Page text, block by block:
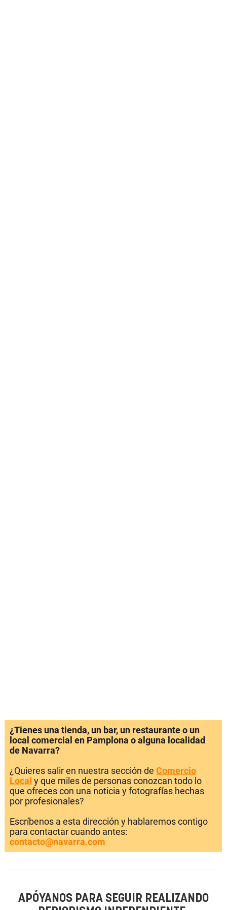
¿Tienes una tienda, un bar, un restaurante o un
local comercial en Pamplona o alguna localidad
de Navarra?
¿Quieres salir en nuestra sección de Comercio
Local y que miles de personas conozcan todo lo
que ofreces con una noticia y fotografías hechas
por profesionales?
Escríbenos a esta dirección y hablaremos contigo
para contactar cuando antes:
contacto@navarra.com
APÓYANOS PARA SEGUIR REALIZANDO